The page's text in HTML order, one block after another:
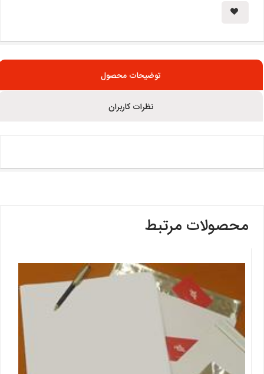
توضیحات محصول
نظرات کاربران
محصولات مرتبط